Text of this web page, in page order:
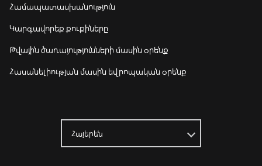
Համապատասխանություն
Կարգավորեք քուքիները
Թվային ծառայությունների մասին օրենք
Հասանելիության մասին եվրոպական օրենք